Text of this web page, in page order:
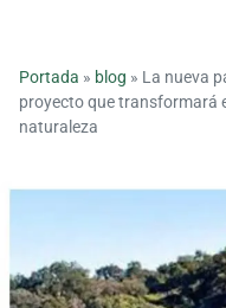
Portada » blog » La nueva
proyecto que transformará
naturaleza